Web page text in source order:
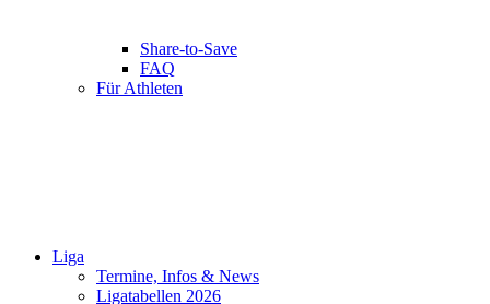
Share-to-Save
FAQ
Für Athleten
Liga
Termine, Infos & News
Ligatabellen 2026